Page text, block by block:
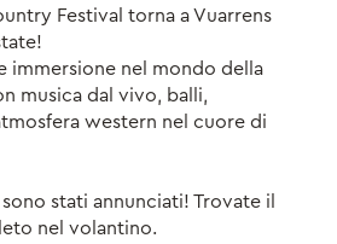
Festival torna a Vuarrens
immersione nel mondo della
musica dal vivo, balli,
western nel cuore di
stati annunciati! Trovate il
nel volantino.